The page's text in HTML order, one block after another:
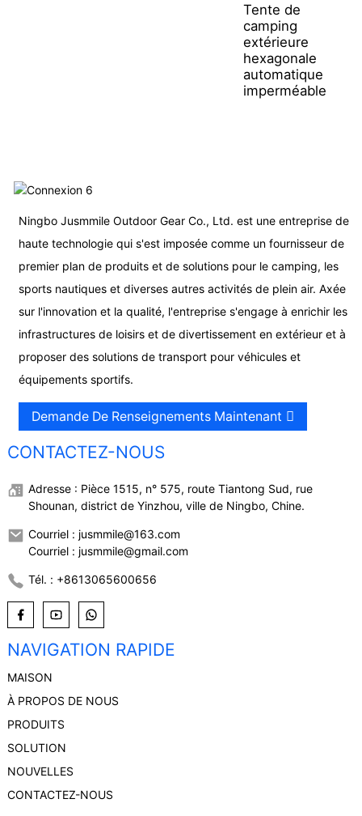
Tente de
camping
extérieure
hexagonale
automatique
imperméable
Ningbo Jusmmile Outdoor Gear Co., Ltd. est une entreprise de
haute technologie qui s'est imposée comme un fournisseur de
premier plan de produits et de solutions pour le camping, les
sports nautiques et diverses autres activités de plein air. Axée
sur l'innovation et la qualité, l'entreprise s'engage à enrichir les
infrastructures de loisirs et de divertissement en extérieur et à
proposer des solutions de transport pour véhicules et
équipements sportifs.
Demande De Renseignements Maintenant
CONTACTEZ-NOUS
Adresse : Pièce 1515, n° 575, route Tiantong Sud, rue
Shounan, district de Yinzhou, ville de Ningbo, Chine.
Courriel : jusmmile@163.com
Courriel : jusmmile@gmail.com
Tél. : +8613065600656
NAVIGATION RAPIDE
MAISON
À PROPOS DE NOUS
PRODUITS
SOLUTION
NOUVELLES
CONTACTEZ-NOUS